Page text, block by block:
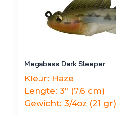
Megabass Dark Sleeper
Kleur: Haze
Lengte: 3" (7,6 cm)
Gewicht: 3/4oz (21 gr)